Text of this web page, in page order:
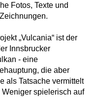
Fotos, Texte und
„Vulcania“ ist der
Innsbrucker
- eine
die aber
als Tatsache vermittelt
spielerisch auf